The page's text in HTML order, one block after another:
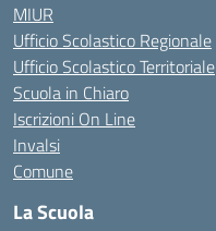
MIUR
Ufficio Scolastico Regionale
Ufficio Scolastico Territoriale
Scuola in Chiaro
Iscrizioni On Line
Invalsi
Comune
La Scuola